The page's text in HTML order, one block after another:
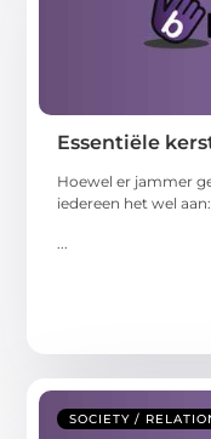
Essentiële
Hoewel er jammer
iedereen het wel
SOCIETY /